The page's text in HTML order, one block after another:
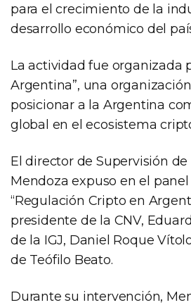
para el crecimiento de la
desarrollo económico del
La actividad fue organizada
Argentina”, una
posicionar a la Argentina
global en el ecosistema
El director de Supervisión de
Mendoza expuso en el
“Regulación Cripto en
presidente de la CNV,
de la IGJ, Daniel Roque
de Teófilo Beato.
Durante su intervención,